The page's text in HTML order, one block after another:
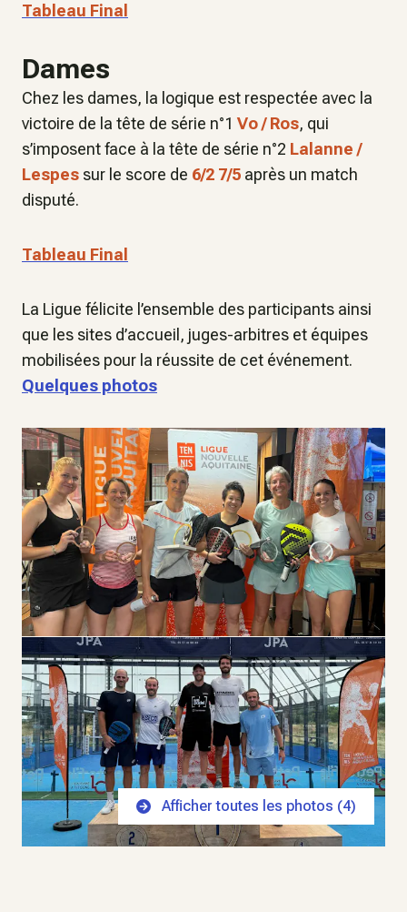
Tableau Final
Dames
Chez les dames, la logique est respectée avec la
victoire de la tête de série n°1 Vo / Ros, qui
s’imposent face à la tête de série n°2 Lalanne /
Lespes sur le score de 6/2 7/5 après un match
disputé.
Tableau Final
La Ligue félicite l’ensemble des participants ainsi
que les sites d’accueil, juges-arbitres et équipes
mobilisées pour la réussite de cet événement.
Quelques photos
Afficher toutes les photos (4)